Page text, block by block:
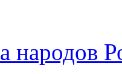
народов